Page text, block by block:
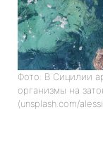
Фото: В Сицилии
организмы на
(unsplash.com/